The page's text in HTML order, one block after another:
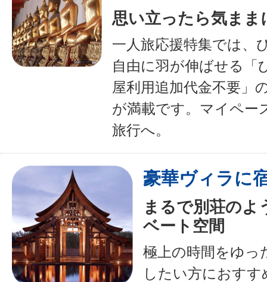
思い立ったら気まま
一人旅応援特集では、
自由に羽が伸ばせる「
屋利用追加代金不要」
が満載です。マイペー
旅行へ。
豪華ヴィラに
まるで別荘のよ
ベート空間
極上の時間をゆっ
したい方におすす